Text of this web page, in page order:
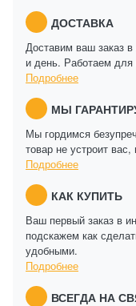
ДОСТАВКА
Доставим ваш заказ
и день. Работаем
Подробнее
МЫ
Мы гордимся
товар не устроит
Подробнее
КАК КУПИТЬ
Ваш первый заказ в
подскажем как
удобными.
Подробнее
ВСЕГДА НА